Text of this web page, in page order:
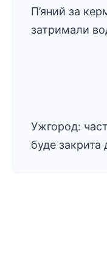
П’яний за
затримали
Ужгород:
буде закрита